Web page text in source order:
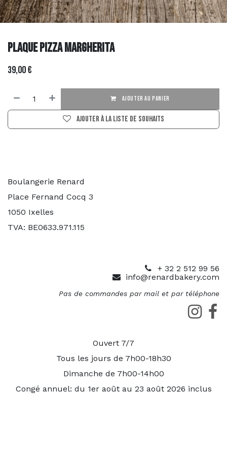
Plaque Pizza Margherita
39,00€
AJOUTER AU PANIER
Ajouter à la liste de souhaits
Boulangerie Renard
Place Fernand Cocq 3
1050 Ixelles
TVA: BE0633.971.115
+ 32 2 512 99 56
info@renardbakery.com
Pas de commandes par mail et par téléphone
Ouvert 7/7
Tous les jours de 7h00-18h30
Dimanche de 7h00-14h00
Congé annuel: du 1er août au 23 août 2026 inclus